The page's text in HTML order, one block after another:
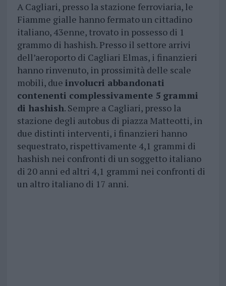
A Cagliari, presso la stazione ferroviaria, le
Fiamme gialle hanno fermato un cittadino
italiano, 43enne, trovato in possesso di 1
grammo di hashish. Presso il settore arrivi
dell’aeroporto di Cagliari Elmas, i finanzieri
hanno rinvenuto, in prossimità delle scale
mobili, due involucri abbandonati
contenenti complessivamente 5 grammi
di hashish. Sempre a Cagliari, presso la
stazione degli autobus di piazza Matteotti, in
due distinti interventi, i finanzieri hanno
sequestrato, rispettivamente 4,1 grammi di
hashish nei confronti di un soggetto italiano
di 20 anni ed altri 4,1 grammi nei confronti di
un altro italiano di 17 anni.